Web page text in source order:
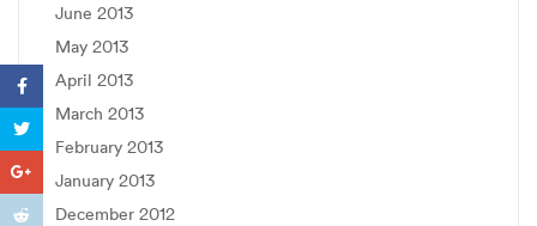
June 2013
May 2013
April 2013
March 2013
February 2013
January 2013
December 2012